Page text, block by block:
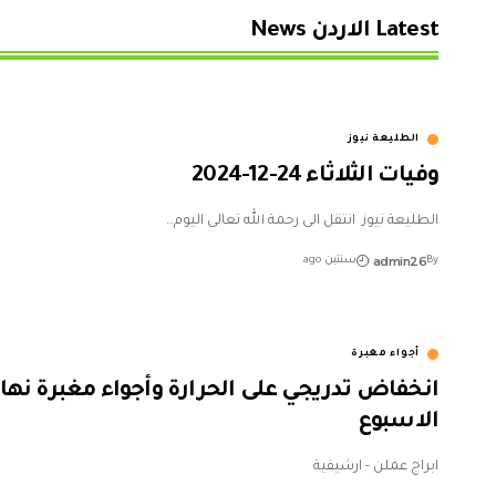
Latest الاردن News
الطليعة نيوز
وفيات الثلاثاء 24-12-2024
الطليعة نيوز انتقل الى رحمة الله تعالى اليوم…
By
admin26 سنتين ago
أجواء مغبرة
انخفاض تدريجي على الحرارة وأجواء مغبرة
الاسبوع
ابراج عملن - ارشيفية